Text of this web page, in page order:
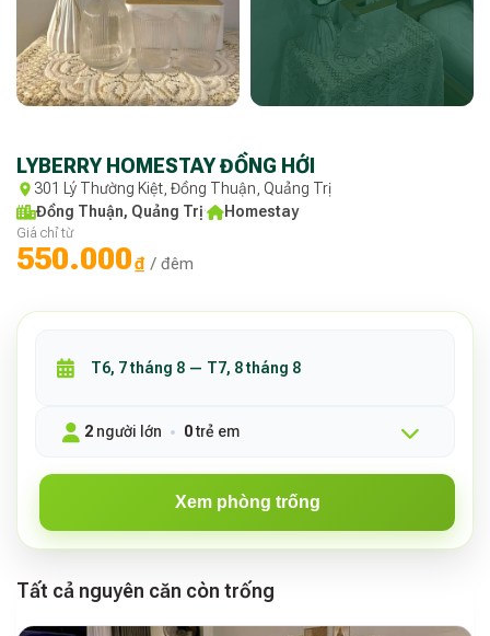
LYBERRY HOMESTAY ĐỒNG HỚI
301 Lý Thường Kiệt, Đồng Thuận, Quảng Trị
Đồng Thuận, Quảng Trị· Homestay
Giá chỉ từ
550.000₫ / đêm
2 người lớn 0trẻ em
Xem phòng trống
Tất cả nguyên căn còn trống